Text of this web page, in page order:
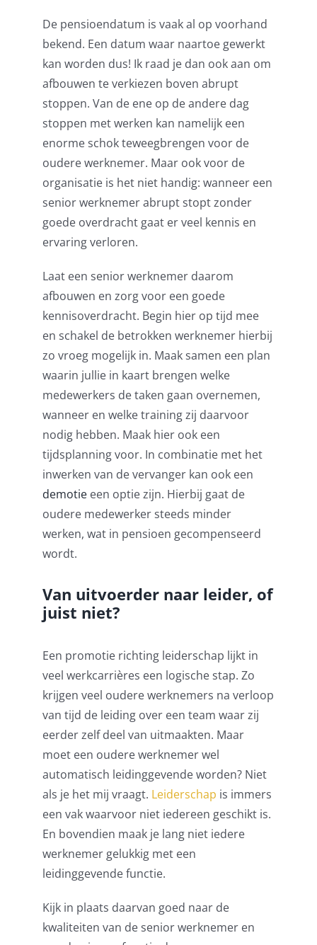
De pensioendatum is vaak al op voorhand
bekend. Een datum waar naartoe gewerkt
kan worden dus! Ik raad je dan ook aan om
afbouwen te verkiezen boven abrupt
stoppen. Van de ene op de andere dag
stoppen met werken kan namelijk een
enorme schok teweegbrengen voor de
oudere werknemer. Maar ook voor de
organisatie is het niet handig: wanneer een
senior werknemer abrupt stopt zonder
goede overdracht gaat er veel kennis en
ervaring verloren.
Laat een senior werknemer daarom
afbouwen en zorg voor een goede
kennisoverdracht. Begin hier op tijd mee
en schakel de betrokken werknemer hierbij
zo vroeg mogelijk in. Maak samen een plan
waarin jullie in kaart brengen welke
medewerkers de taken gaan overnemen,
wanneer en welke training zij daarvoor
nodig hebben. Maak hier ook een
tijdsplanning voor. In combinatie met het
inwerken van de vervanger kan ook een
demotieeen optie zijn. Hierbij gaat de
oudere medewerker steeds minder
werken, wat in pensioen gecompenseerd
wordt.
Van uitvoerder naar leider, of
juist niet?
Een promotie richting leiderschap lijkt in
veel werkcarrières een logische stap. Zo
krijgen veel oudere werknemers na verloop
van tijd de leiding over een team waar zij
eerder zelf deel van uitmaakten. Maar
moet een oudere werknemer wel
automatisch leidinggevende worden? Niet
als je het mij vraagt. Leiderschap is immers
een vak waarvoor niet iedereen geschikt is.
En bovendien maak je lang niet iedere
werknemer gelukkig met een
leidinggevende functie.
Kijk in plaats daarvan goed naar de
kwaliteiten van de senior werknemer en